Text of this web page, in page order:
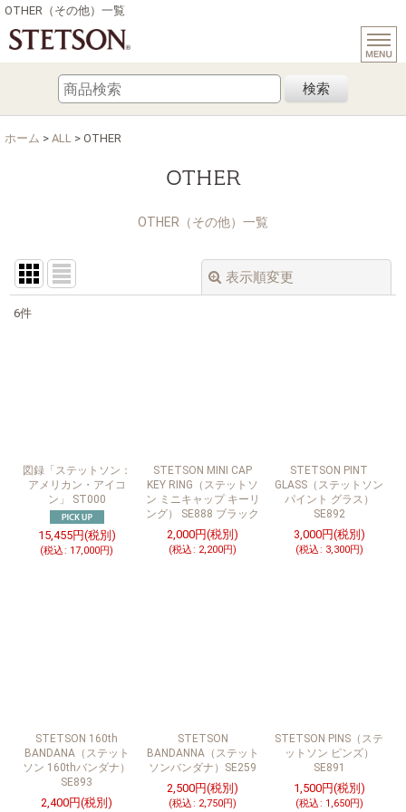
OTHER（その他）一覧
検索
ホーム > ALL > OTHER
OTHER
OTHER（その他）一覧
表示順変更
絞り込む
6件
図録「ステットソン：
アメリカン・アイコ
ン」 ST000
15,455円(税別)
(税込: 17,000円)
STETSON MINI CAP
KEY RING（ステットソ
ン ミニキャップ キーリ
ング） SE888 ブラック
2,000円(税別)
(税込: 2,200円)
STETSON PINT
GLASS（ステットソン
パイント グラス）
SE892
3,000円(税別)
(税込: 3,300円)
STETSON 160th
BANDANA（ステット
ソン 160thバンダナ）
SE893
2,400円(税別)
STETSON
BANDANNA（ステット
ソンバンダナ）SE259
2,500円(税別)
(税込: 2,750円)
STETSON PINS（ステ
ットソン ピンズ）
SE891
1,500円(税別)
(税込: 1,650円)